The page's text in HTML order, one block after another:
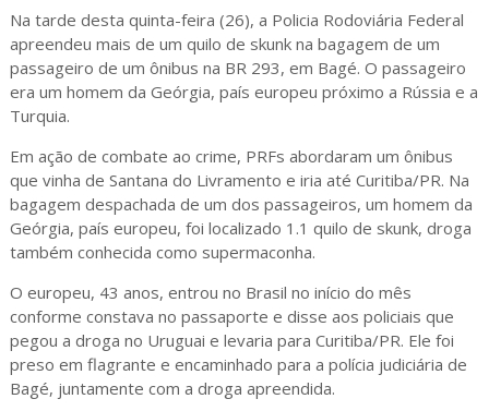
Na tarde desta quinta-feira (26), a Policia Rodoviária Federal
apreendeu mais de um quilo de skunk na bagagem de um
passageiro de um ônibus na BR 293, em Bagé. O passageiro
era um homem da Geórgia, país europeu próximo a Rússia e a
Turquia.
Em ação de combate ao crime, PRFs abordaram um ônibus
que vinha de Santana do Livramento e iria até Curitiba/PR. Na
bagagem despachada de um dos passageiros, um homem da
Geórgia, país europeu, foi localizado 1.1 quilo de skunk, droga
também conhecida como supermaconha.
O europeu, 43 anos, entrou no Brasil no início do mês
conforme constava no passaporte e disse aos policiais que
pegou a droga no Uruguai e levaria para Curitiba/PR. Ele foi
preso em flagrante e encaminhado para a polícia judiciária de
Bagé, juntamente com a droga apreendida.